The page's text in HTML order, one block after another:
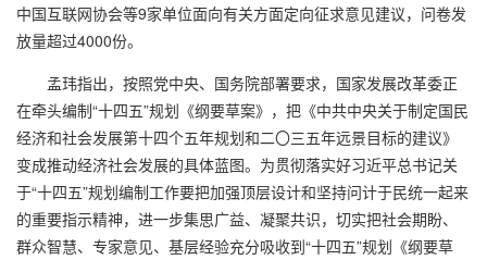
中国互联网协会等9家单位面向有关方面定向征求意见建议，问卷发
放量超过4000份。
孟玮指出，按照党中央、国务院部署要求，国家发展改革委正
在牵头编制“十四五”规划《纲要草案》，把《中共中央关于制定国民
经济和社会发展第十四个五年规划和二〇三五年远景目标的建议》
变成推动经济社会发展的具体蓝图。为贯彻落实好习近平总书记关
于“十四五”规划编制工作要把加强顶层设计和坚持问计于民统一起来
的重要指示精神，进一步集思广益、凝聚共识，切实把社会期盼、
群众智慧、专家意见、基层经验充分吸收到“十四五”规划《纲要草